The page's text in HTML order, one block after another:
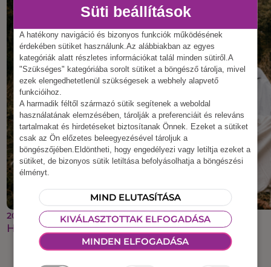
2025 szeptember 22.
Halloweeni csapatépítés
Süti beállítások
A hatékony navigáció és bizonyos funkciók működésének
érdekében sütiket használunk.Az alábbiakban az egyes
kategóriák alatt részletes információkat talál minden sütiről.A
"Szükséges" kategóriába sorolt sütiket a böngésző tárolja, mivel
ezek elengedhetetlenül szükségesek a webhely alapvető
funkcióihoz.
A harmadik féltől származó sütik segítenek a weboldal
használatának elemzésében, tárolják a preferenciáit és releváns
tartalmakat és hirdetéseket biztosítanak Önnek. Ezeket a sütiket
csak az Ön előzetes beleegyezésével tároljuk a
böngészőjében.Eldöntheti, hogy engedélyezi vagy letiltja ezeket a
sütiket, de bizonyos sütik letiltása befolyásolhatja a böngészési
élményt.
MIND ELUTASÍTÁSA
KIVÁLASZTOTTAK ELFOGADÁSA
MINDEN ELFOGADÁSA